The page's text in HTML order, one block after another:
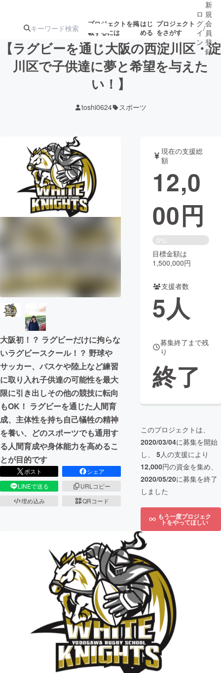
プロジェクトを掲
載するには
はじ
める
プロジェクト
をさがす
注目の新着プロ 募集終了が近いプ
テクノロジー・ガジェット
映像・映画 書籍・雑誌
ビジネス・起業 チャレンジ
CAMPFIRE Creation
CAMPFIREふるさと納税
コミュニティ
ロ
グ
イ
ン
/
新
規
会
員
登
録
【ラグビーを通じ大阪の西淀川区・淀
川区で子供達に夢と希望を与えた
い！】
toshi0624 スポーツ
大阪初！？ ラグビーだけに拘らな
いラグビースクール！？ 野球や
サッカー、バスケや陸上など練習
に取り入れ子供達の可能性を最大
限に引き出しその他の競技に転向
もOK！ ラグビーを通じた人間育
成、主体性を持ち自己犠牲の精神
を養い、どのスポーツでも通用す
る人間育成や身体能力を高めるこ
とが目的です
ポスト
シェア
LINEで送る
URLコピー
埋め込み
QRコード
現在の支援総
額
12,0
00円
0%
目標金額は
1,500,000円
支援者数
5人
募集終了まで残
り
終了
このプロジェクトは、
2020/03/04に募集を開始
し、 5人の支援により
12,000円の資金を集め、
2020/05/20に募集を終了
しました
もう一度プロジェク
トをやってほしい